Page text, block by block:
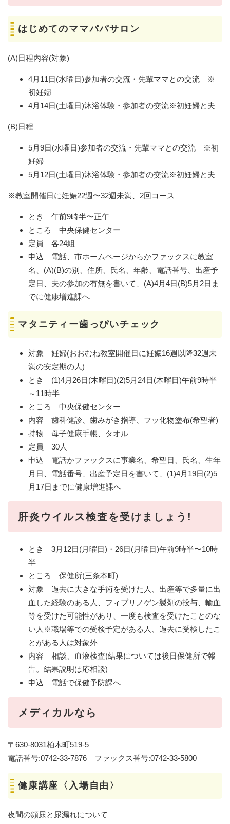
はじめてのママパパサロン
(A)日程内容(対象)
4月11日(水曜日)参加者の交流・先輩ママとの交流 ※
初妊婦
4月14日(土曜日)沐浴体験・参加者の交流※初妊婦と夫
(B)日程
5月9日(水曜日)参加者の交流・先輩ママとの交流 ※初
妊婦
5月12日(土曜日)沐浴体験・参加者の交流※初妊婦と夫
※教室開催日に妊娠22週〜32週未満、2回コース
とき 午前9時半〜正午
ところ 中央保健センター
定員 各24組
申込 電話、市ホームページからかファックスに教室
名、(A)(B)の別、住所、氏名、年齢、電話番号、出産予
定日、夫の参加の有無を書いて、(A)4月4日(B)5月2日ま
でに健康増進課へ
マタニティー歯っぴいチェック
対象 妊婦(おおむね教室開催日に妊娠16週以降32週未
満の安定期の人)
とき (1)4月26日(木曜日)(2)5月24日(木曜日)午前9時半
～11時半
ところ 中央保健センター
内容 歯科健診、歯みがき指導、フッ化物塗布(希望者)
持物 母子健康手帳、タオル
定員 30人
申込 電話かファックスに事業名、希望日、氏名、生年
月日、電話番号、出産予定日を書いて、(1)4月19日(2)5
月17日までに健康増進課へ
肝炎ウイルス検査を受けましょう!
とき 3月12日(月曜日)・26日(月曜日)午前9時半〜10時
半
ところ 保健所(三条本町)
対象 過去に大きな手術を受けた人、出産等で多量に出
血した経験のある人、フィブリノゲン製剤の投与、輸血
等を受けた可能性があり、一度も検査を受けたことのな
い人※職場等での受検予定がある人、過去に受検したこ
とがある人は対象外
内容 相談、血液検査(結果については後日保健所で報
告。結果説明は応相談)
申込 電話で保健予防課へ
メディカルなら
〒630‐8031柏木町519‐5
電話番号:0742-33-7876 ファックス番号:0742-33-5800
健康講座〈入場自由〉
夜間の頻尿と尿漏れについて